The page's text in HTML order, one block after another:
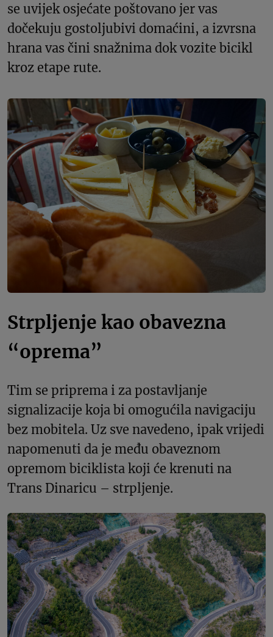
se uvijek osjećate poštovano jer vas
dočekuju gostoljubivi domaćini, a izvrsna
hrana vas čini snažnima dok vozite bicikl
kroz etape rute.
Strpljenje kao obavezna
“oprema”
Tim se priprema i za postavljanje
signalizacije koja bi omogućila navigaciju
bez mobitela. Uz sve navedeno, ipak vrijedi
napomenuti da je među obaveznom
opremom biciklista koji će krenuti na
Trans Dinaricu – strpljenje.